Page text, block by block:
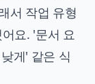
서 작업 유형
요. '문서 요
게' 같은 식